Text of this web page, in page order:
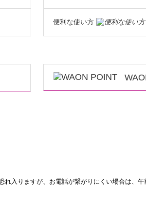
便利な使い方
入りますが、お電話が繋がりにくい場合は、